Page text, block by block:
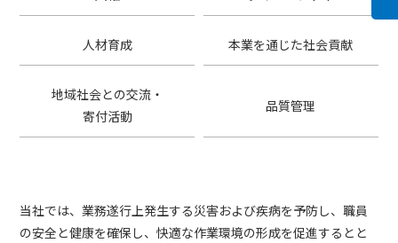
人材育成 本業を通じた社会貢献
地域社会との交流・
寄付活動
品質管理
当社では、業務遂行上発生する災害および疾病を予防し、職員
の安全と健康を確保し、快適な作業環境の形成を促進するとと